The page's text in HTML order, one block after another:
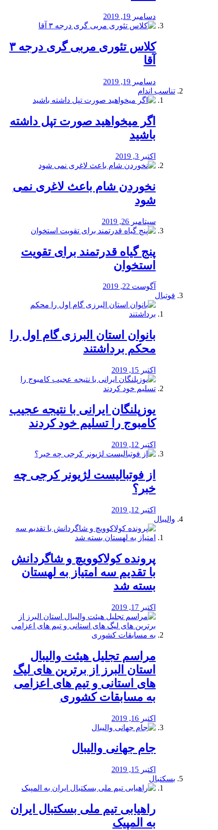
دسامبر 19, 2019
کلاس تئوری مربی گری درجه ۳
آقا
دسامبر 19, 2019
تناسب اندام
اگر میخواهید صورت تپل داشته
باشید
اکتبر 3, 2019
نخوردن شام باعث لاغری نمی
‌شود
سپتامبر 26, 2019
پنج گیاه قدرتمند برای تقویت
استخوان
آگوست 22, 2019
فوتبال
بانوان استان البرزی گام اول را
محكم برداشتند
اکتبر 15, 2019
یوزپلنگان ایرانی با نتیجه عجیب
کامبوج را تسلیم خود کردند
اکتبر 12, 2019
از فوتبالیست لژیونر کرجی چه
خبر؟
اکتبر 12, 2019
والیبال
پرونده کولاکوویچ و شاگردانش
با تقدیم سه امتیاز به لهستان
بسته شد
اکتبر 17, 2019
مراسم تجلیل هیئت والیبال
استان البرز از برترین های لیگ
های استانی و تیم های اعزامی
به مسابقات کشوری
اکتبر 16, 2019
جام جهانی والیبال
اکتبر 15, 2019
بسکتبال
راهیابی تیم ملی بسکتبال ایران
به المپیک